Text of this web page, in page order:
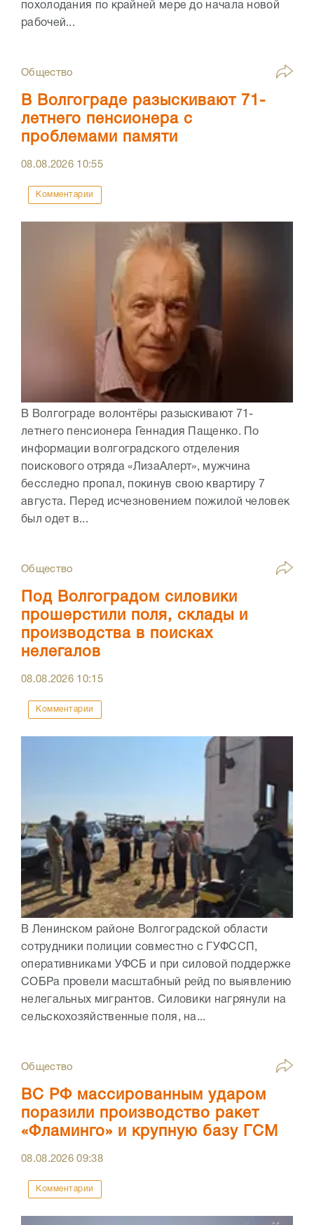
похолодания по крайней мере до начала новой
рабочей...
Общество
В Волгограде разыскивают 71-
летнего пенсионера с
проблемами памяти
08.08.2026 10:55
Комментарии
В Волгограде волонтёры разыскивают 71-
летнего пенсионера Геннадия Пащенко. По
информации волгоградского отделения
поискового отряда «ЛизаАлерт», мужчина
бесследно пропал, покинув свою квартиру 7
августа. Перед исчезновением пожилой человек
был одет в...
Общество
Под Волгоградом силовики
прошерстили поля, склады и
производства в поисках
нелегалов
08.08.2026 10:15
Комментарии
В Ленинском районе Волгоградской области
сотрудники полиции совместно с ГУФССП,
оперативниками УФСБ и при силовой поддержке
СОБРа провели масштабный рейд по выявлению
нелегальных мигрантов. Силовики нагрянули на
сельскохозяйственные поля, на...
Общество
ВС РФ массированным ударом
поразили производство ракет
«Фламинго» и крупную базу ГСМ
08.08.202609:38
Комментарии